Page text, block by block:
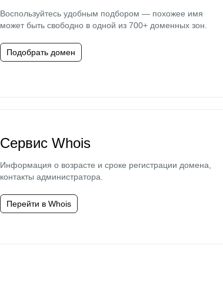
Воспользуйтесь удобным подбором — похожее имя
может быть свободно в одной из 700+ доменных зон.
Подобрать домен
Сервис Whois
Информация о возрасте и сроке регистрации домена,
контакты администратора.
Перейти в Whois